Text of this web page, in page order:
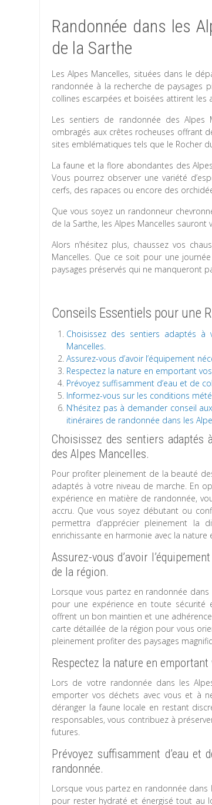
Randonnée dans les
de la Sarthe
Les Alpes Mancelles, situées dans le
randonnée à la recherche de paysages
collines escarpées et boisées attirent les
Les sentiers de randonnée des Alpes
ombragés aux crêtes rocheuses offrant
sites emblématiques tels que le Rocher
La faune et la flore abondantes des
Vous pourrez observer une variété
cerfs, des rapaces ou encore des
Que vous soyez un randonneur
de la Sarthe, les Alpes Mancelles
Alors n’hésitez plus, chaussez vos
Mancelles. Que ce soit pour une
paysages préservés qui ne manqueront
Conseils Essentiels pour une
Choisissez des sentiers adaptés
Mancelles.
Assurez-vous d’avoir l’équipement
Respectez la nature en emportant
Prévoyez suffisamment d’eau et de
Informez-vous sur les conditions
N’hésitez pas à demander conseil
itinéraires de randonnée dans les
Choisissez des sentiers
des Alpes Mancelles.
Pour profiter pleinement de la beauté
adaptés à votre niveau de marche. En
expérience en matière de randonnée,
accru. Que vous soyez débutant ou
permettra d’apprécier pleinement la
enrichissante en harmonie avec la nature
Assurez-vous d’avoir
de la région.
Lorsque vous partez en randonnée dans
pour une expérience en toute sécurité
offrent un bon maintien et une
carte détaillée de la région pour vous
pleinement profiter des paysages
Respectez la nature en
Lors de votre randonnée dans les
emporter vos déchets avec vous et à
déranger la faune locale en restant
responsables, vous contribuez à
futures.
Prévoyez suffisamment d’eau
randonnée.
Lorsque vous partez en randonnée
pour rester hydraté et énergisé tout au